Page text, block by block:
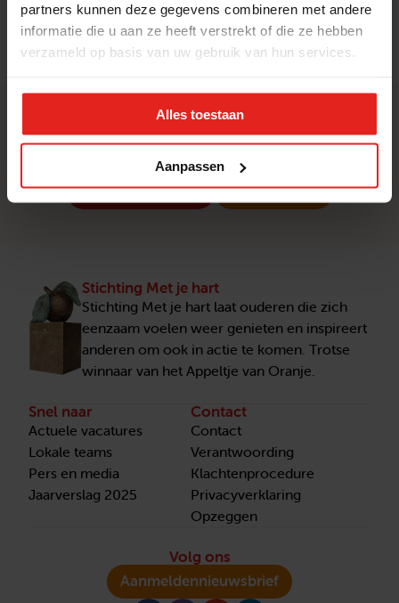
partners kunnen deze gegevens combineren met andere
informatie die u aan ze heeft verstrekt of die ze hebben
verzameld op basis van uw gebruik van hun services.
Alles toestaan
Aanpassen
geval een heel goede reden om gezellig aan
te schuiven bij Met je hart.”
Nieuwsgierig naar meer inspirerende verhalen?
Vrijwilligers
Doorverwijzers
Supporters
Stichting Met je hart
Stichting Met je hart laat ouderen die zich
eenzaam voelen weer genieten en inspireert
anderen om ook in actie te komen. Trotse
winnaar van het Appeltje van Oranje.
Snel naar
Actuele vacatures
Lokale teams
Pers en media
Jaarverslag 2025
Contact
Contact
Verantwoording
Klachtenprocedure
Privacyverklaring
Opzeggen
Volg ons
Aanmeldennieuwsbrief